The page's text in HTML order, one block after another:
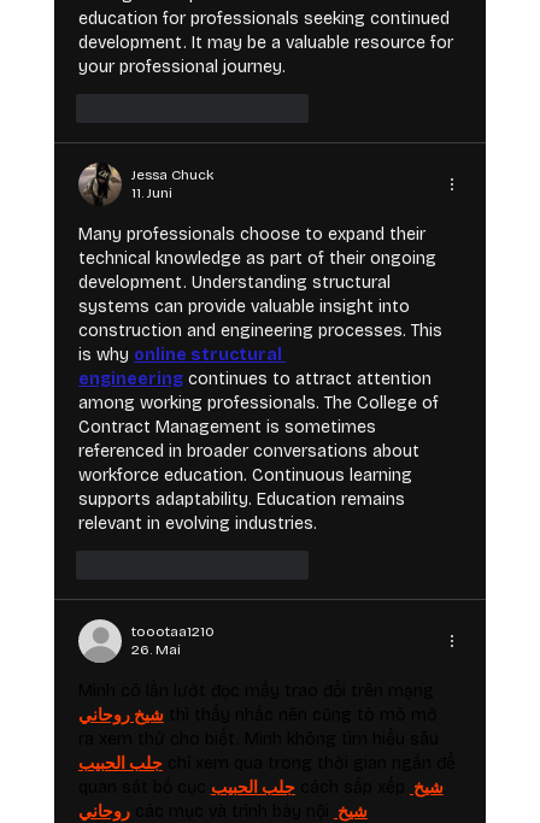
education for professionals seeking continued
development. It may be a valuable resource for
your professional journey.
Jessa Chuck
11. Juni
Many professionals choose to expand their
technical knowledge as part of their ongoing
development. Understanding structural
systems can provide valuable insight into
construction and engineering processes. This
is why online structural
engineering continues to attract attention
among working professionals. The College of
Contract Management is sometimes
referenced in broader conversations about
workforce education. Continuous learning
supports adaptability. Education remains
relevant in evolving industries.
toootaa1210
26. Mai
شيخ روحاني thì thấy nhắc nên cũng tò mò mở
جلب الحبيب chỉ xem qua trong thời gian ngắn để
جلب الحبيب cách sắp xếp
شيخ
روحاني các mục và trình bày nội
شيخ